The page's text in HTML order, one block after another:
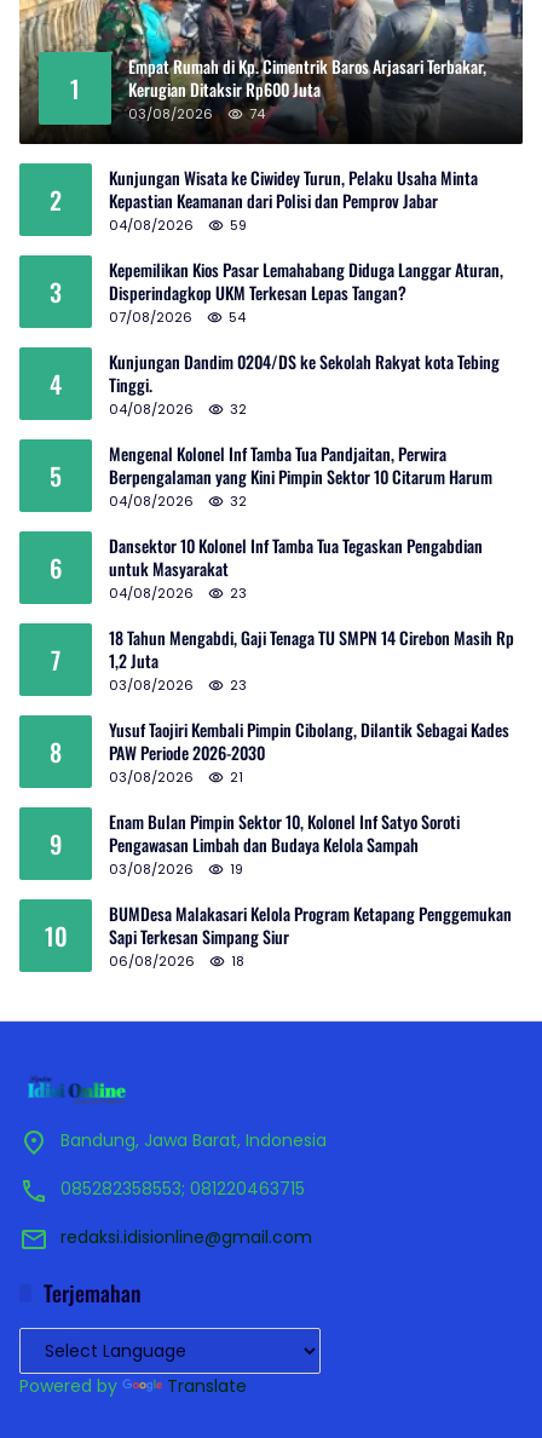
1
Empat Rumah di Kp. Cimentrik Baros Arjasari Terbakar,
Kerugian Ditaksir Rp600 Juta
03/08/2026 74
2
Kunjungan Wisata ke Ciwidey Turun, Pelaku Usaha Minta
Kepastian Keamanan dari Polisi dan Pemprov Jabar
04/08/2026 59
3
Kepemilikan Kios Pasar Lemahabang Diduga Langgar Aturan,
Disperindagkop UKM Terkesan Lepas Tangan?
07/08/2026 54
4
Kunjungan Dandim 0204/DS ke Sekolah Rakyat kota Tebing
Tinggi.
04/08/2026 32
5
Mengenal Kolonel Inf Tamba Tua Pandjaitan, Perwira
Berpengalaman yang Kini Pimpin Sektor 10 Citarum Harum
04/08/2026 32
6
Dansektor 10 Kolonel Inf Tamba Tua Tegaskan Pengabdian
untuk Masyarakat
04/08/2026 23
7
18 Tahun Mengabdi, Gaji Tenaga TU SMPN 14 Cirebon Masih Rp
1,2 Juta
03/08/2026 23
8
Yusuf Taojiri Kembali Pimpin Cibolang, Dilantik Sebagai Kades
PAW Periode 2026-2030
03/08/2026 21
9
Enam Bulan Pimpin Sektor 10, Kolonel Inf Satyo Soroti
Pengawasan Limbah dan Budaya Kelola Sampah
03/08/2026 19
10
BUMDesa Malakasari Kelola Program Ketapang Penggemukan
Sapi Terkesan Simpang Siur
06/08/2026 18
Bandung, Jawa Barat, Indonesia
085282358553; 081220463715
redaksi.idisionline@gmail.com
Terjemahan
Powered by Translate